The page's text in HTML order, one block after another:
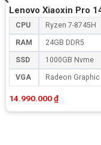
Lenovo Xiaoxin Pro
CPU Ryzen 7-8745H
RAM 24GB DDR5
SSD 1000GB Nvme
VGA Radeon Graphic
14.990.000₫